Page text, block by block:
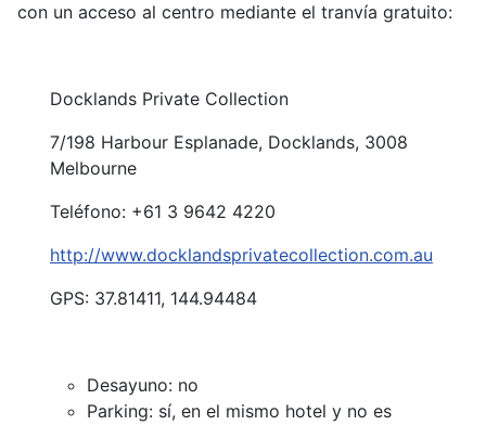
con un acceso al centro mediante el tranvía gratuito:
Docklands Private Collection
7/198 Harbour Esplanade, Docklands, 3008
Melbourne
Teléfono: +61 3 9642 4220
http://www.docklandsprivatecollection.com.au
GPS: 37.81411, 144.94484
Desayuno: no
Parking: sí, en el mismo hotel y no es